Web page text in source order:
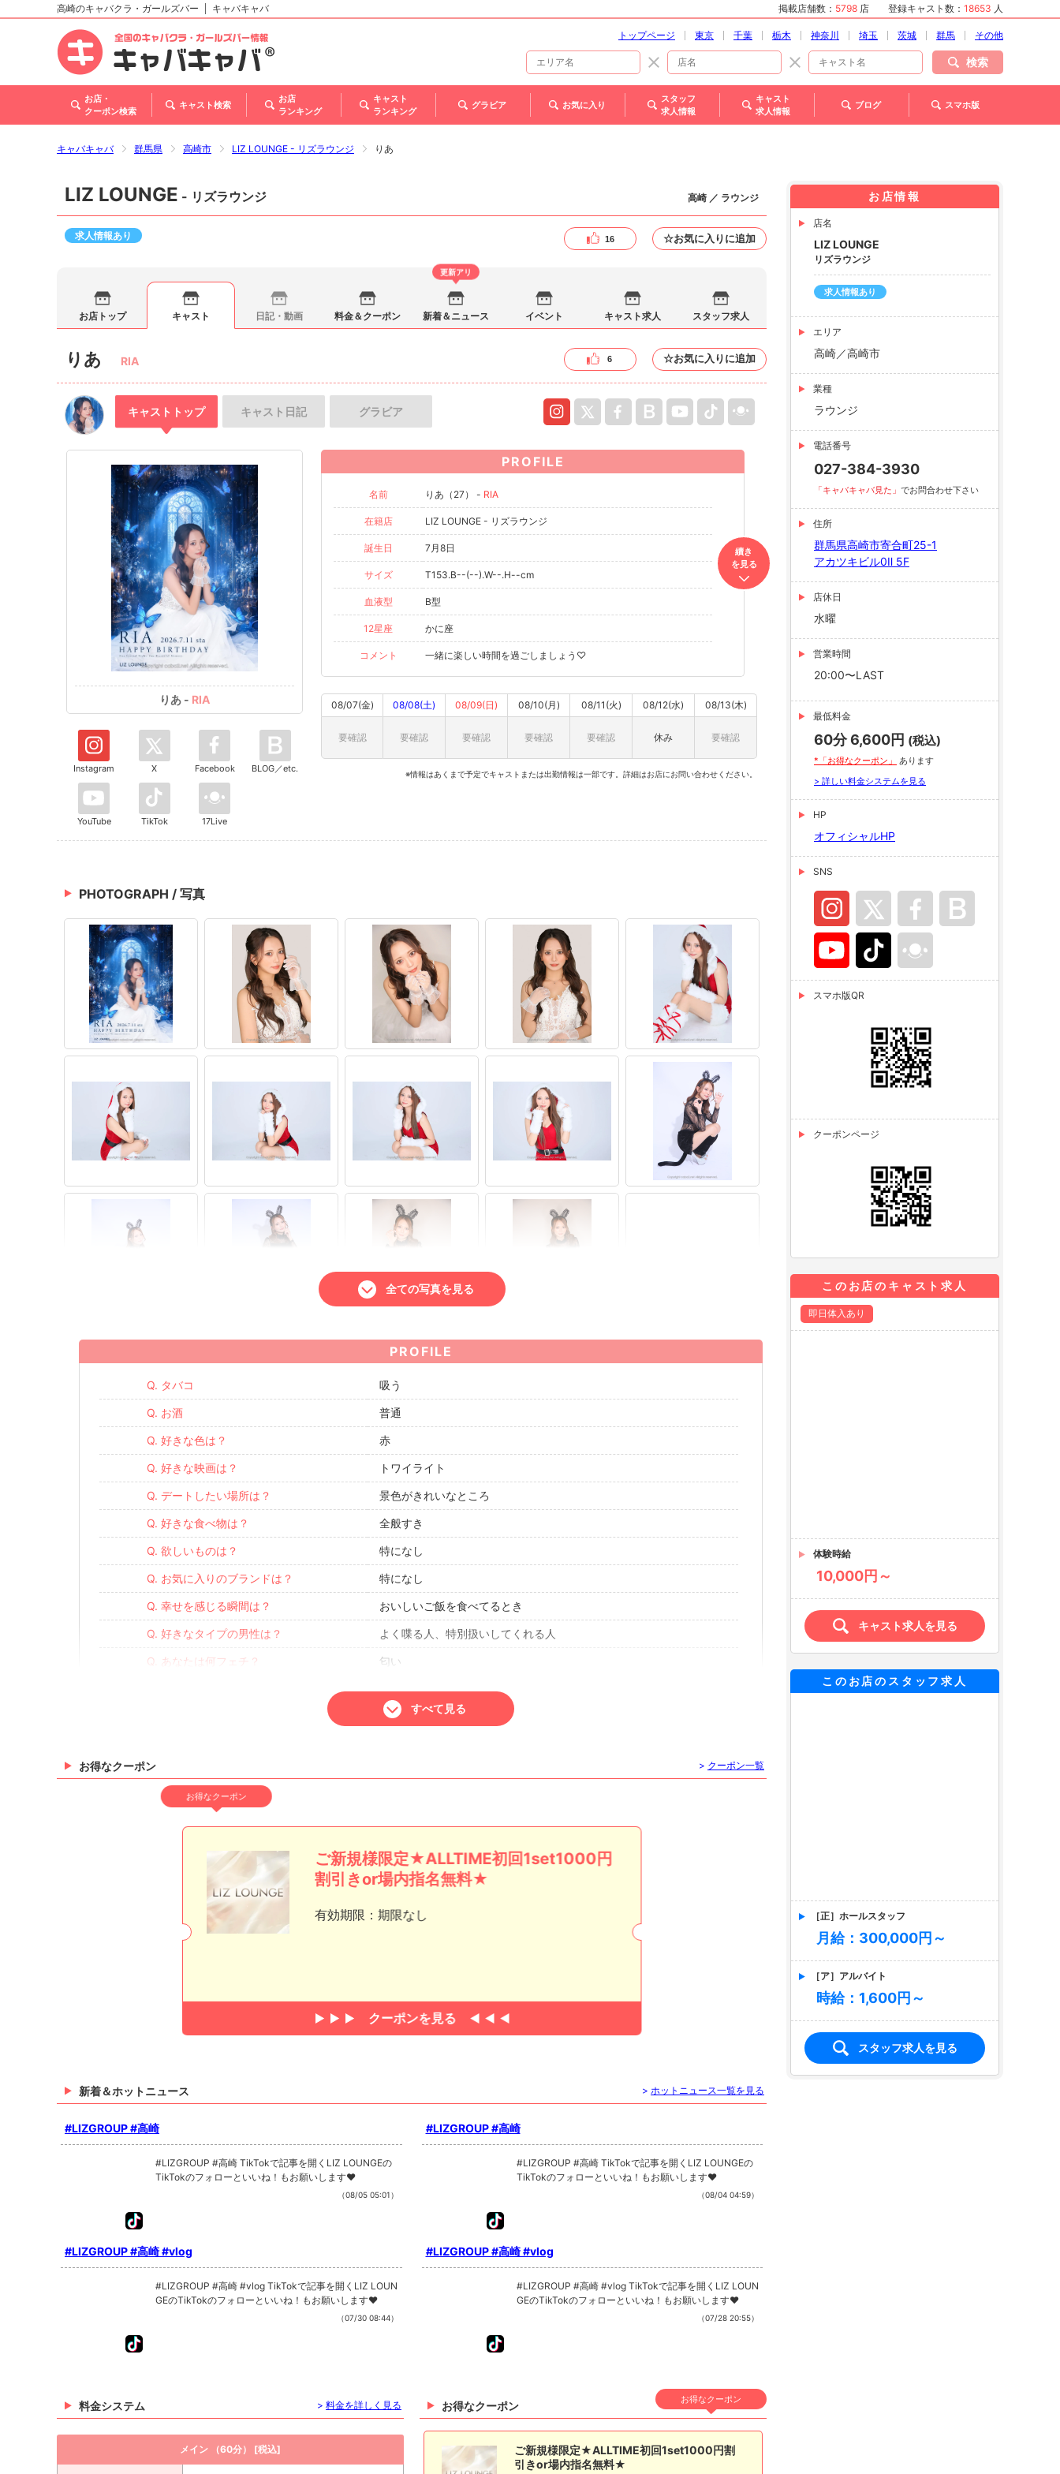
北海道
東北
甲信越・北陸
関西
高崎のキャバクラ・ガールズバー キャバキャバ 掲載店舗数： 5798 店 登録キャスト数： 18653 人
トップページ 東京 千葉 栃木 神奈川 埼玉 茨城 群馬 その他
検索
お店・
クーポン検索
キャスト検索
お店
ランキング
キャスト
ランキング
グラビア お気に入り
スタッフ
求人情報
キャスト
求人情報
ブログ スマホ版
キャバキャバ 群馬県 高崎市 LIZ LOUNGE - リズラウンジ りあ
LIZ LOUNGE - リズラウンジ 高崎 ／ ラウンジ
求人情報あり 16 ☆お気に入りに追加
お店トップ キャスト 日記・動画 料金＆クーポン
更新アリ
新着＆ニュース イベント キャスト求人 スタッフ求人
りあ RIA 6 ☆お気に入りに追加
キャスト トップ キャスト 日記 グラビア
りあ - RIA
Instagram X Facebook BLOG／etc.
YouTube TikTok 17Live
PROFILE
名前 りあ（27） - RIA
在籍店 LIZ LOUNGE - リズラウンジ
誕生日 7月8日
サイズ T153.B--(--).W--.H--cm
血液型 B型
12星座 かに座
コメント 一緒に楽しい時間を過ごしましょう♡
續き
を見る
08/07(金) 08/08(土) 08/09(日) 08/10(月) 08/11(火) 08/12(水) 08/13(木)
要確認 要確認 要確認 要確認 要確認 休み 要確認
※情報はあくまで予定でキャストまたは出勤情報は一部です。詳細はお店にお問い合わせください。
PHOTOGRAPH / 写真
全ての写真を見る
PROFILE
Q. タバコ 吸う
Q. お酒 普通
Q. 好きな色は？ 赤
Q. 好きな映画は？ トワイライト
Q. デートしたい場所は？ 景色がきれいなところ
Q. 好きな食べ物は？ 全般すき
Q. 欲しいものは？ 特になし
Q. お気に入りのブランドは？ 特になし
Q. 幸せを感じる瞬間は？ おいしいご飯を食べてるとき
Q. 好きなタイプの男性は？ よく喋る人、特別扱いしてくれる人
Q. あなたは何フェチ？ 匂い
人見知りです。
猫
すべて見る
お得なクーポン > クーポン一覧
お得なクーポン
ご新規様限定★ALLTIME初回1set1000円
割引きor場内指名無料★
有効期限：期限なし
クーポンを見る
新着＆ホットニュース > ホットニュース一覧を見る
#LIZGROUP #高崎
#LIZGROUP #高崎 TikTokで記事を開くLIZ LOUNGEの
TikTokのフォローといいね！もお願いします❤
（08/05 05:01）
#LIZGROUP #高崎
#LIZGROUP #高崎 TikTokで記事を開くLIZ LOUNGEの
TikTokのフォローといいね！もお願いします❤
（08/04 04:59）
#LIZGROUP #高崎 #vlog
#LIZGROUP #高崎 #vlog TikTokで記事を開くLIZ LOUN
GEのTikTokのフォローといいね！もお願いします❤
（07/30 08:44）
#LIZGROUP #高崎 #vlog
#LIZGROUP #高崎 #vlog TikTokで記事を開くLIZ LOUN
GEのTikTokのフォローといいね！もお願いします❤
（07/28 20:55）
お得なクーポン お得なクーポン
ご新規様限定★ALLTIME初回1set1000円割
引きor場内指名無料★
料金システム > 料金を詳しく見る
メイン （60分） [税込]
お店情報
店名
LIZ LOUNGE
リズラウンジ
求人情報あり
エリア
高崎／高崎市
業種
ラウンジ
電話番号
027-384-3930
「キャバキャバ見た」 でお問合わせ下さい
住所
群馬県高崎市寄合町25-1
アカツキビル0Ⅱ 5F
店休日
水曜
営業時間
20:00〜LAST
最低料金
60分 6,600円 (税込)
*「お得なクーポン」
あります
> 詳しい料金システムを見る
HP
オフィシャルHP
SNS
スマホ版QR
クーポンページ
このお店のキャスト求人
即日体入あり
体験時給
10,000円～
キャスト求人を見る
このお店のスタッフ求人
［正］ホールスタッフ
月給：300,000円～
［ア］アルバイト
時給：1,600円～
スタッフ求人を見る